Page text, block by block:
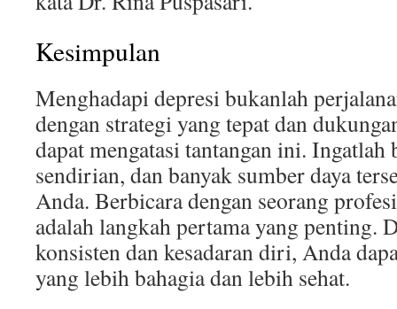
Kesimpulan
Menghadapi depresi bukanlah
dengan strategi yang tepat dan
dapat mengatasi tantangan ini. Ingatlah
sendirian, dan banyak sumber daya
Anda. Berbicara dengan seorang
adalah langkah pertama yang penting.
konsisten dan kesadaran diri, Anda
yang lebih bahagia dan lebih sehat.